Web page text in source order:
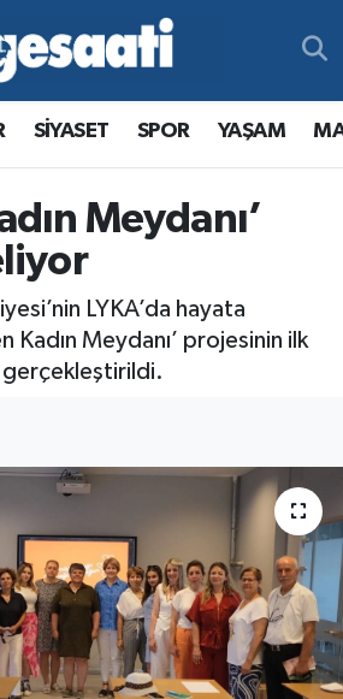
SİYASET SPOR YAŞAM
Meydanı’
LYKA’da hayata
Kadın Meydanı’ projesinin ilk
gerçekleştirildi.
Durumu ve Fikstür